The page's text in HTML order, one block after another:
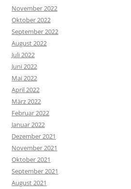
November 2022
Oktober 2022
September 2022
August 2022
Juli 2022
Juni 2022
Mai 2022
April 2022
März 2022
Februar 2022
Januar 2022
Dezember 2021
November 2021
Oktober 2021
September 2021
August 2021